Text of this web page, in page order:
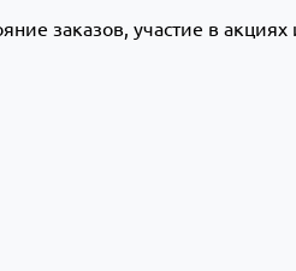
заказов, участие в